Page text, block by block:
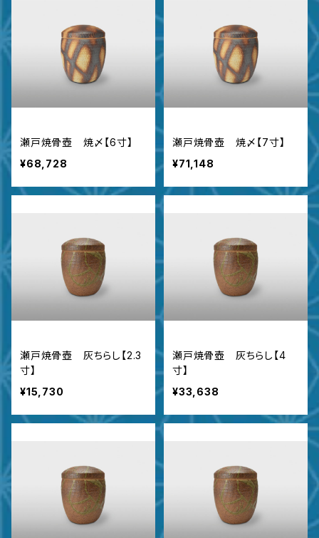
瀬戸焼骨壺 焼〆【6寸】
¥68,728
瀬戸焼骨壺 焼〆【7寸】
¥71,148
瀬戸焼骨壺 灰ちらし【2.3
寸】
¥15,730
瀬戸焼骨壺 灰ちらし【4
寸】
¥33,638